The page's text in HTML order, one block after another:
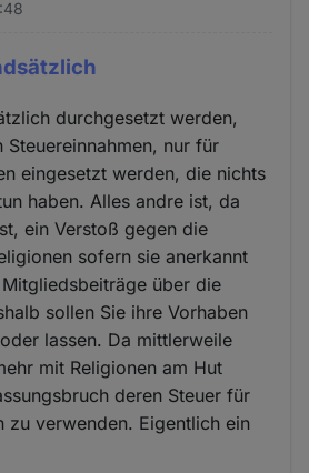
durchgesetzt werden,
Steuereinnahmen, nur für
eingesetzt werden, die nichts
haben. Alles andre ist, da
ein Verstoß gegen die
sofern sie anerkannt
über die
sollen Sie ihre Vorhaben
lassen. Da mittlerweile
mit Religionen am Hut
deren Steuer für
zu verwenden. Eigentlich ein